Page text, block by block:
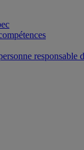
responsable